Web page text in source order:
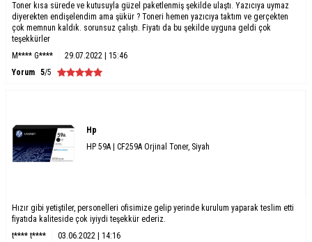
Toner kısa sürede ve kutusuyla güzel paketlenmiş şekilde ulaştı. Yazıcıya uymaz
diyerekten endişelendim ama şükür ? Toneri hemen yazıcıya taktım ve gerçekten
çok memnun kaldık. sorunsuz çalıştı. Fiyatı da bu şekilde uyguna geldi çok
teşekkürler
M**** G****
29.07.2022 | 15:46
Yorum 5/5
Hp
HP 59A | CF259A Orjinal Toner, Siyah
Hızır gibi yetiştiler, personelleri ofisimize gelip yerinde kurulum yaparak teslim etti
fiyatıda kaliteside çok iyiydi teşekkür ederiz.
t**** t****
03.06.2022 | 14:16